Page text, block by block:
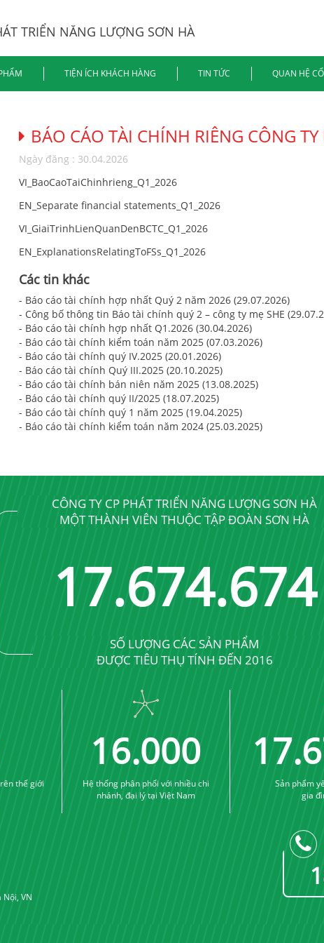
TRIỂN NĂNG LƯỢNG SƠN HÀ
TIỆN ÍCH KHÁCH HÀNG TIN TỨC QUAN HỆ
BÁO CÁO TÀI CHÍNH RIÊNG CÔNG
Ngày đăng : 30.04.2026
VI_BaoCaoTaiChinhrieng_Q1_2026
EN_Separate financial statements_Q1_2026
VI_GiaiTrinhLienQuanDenBCTC_Q1_2026
EN_ExplanationsRelatingToFSs_Q1_2026
Các tin khác
- Báo cáo tài chính hợp nhất Quý 2 năm 2026 (29.07.2026)
- Công bố thông tin Báo tài chính quý 2 – công ty mẹ SHE
- Báo cáo tài chính hợp nhất Q1.2026 (30.04.2026)
- Báo cáo tài chính kiểm toán năm 2025 (07.03.2026)
- Báo cáo tài chính quý IV.2025 (20.01.2026)
- Báo cáo tài chính Quý III.2025 (20.10.2025)
- Báo cáo tài chính bán niên năm 2025 (13.08.2025)
- Báo cáo tài chính quý II/2025 (18.07.2025)
- Báo cáo tài chính quý 1 năm 2025 (19.04.2025)
- Báo cáo tài chính kiểm toán năm 2024 (25.03.2025)
CÔNG TY CP PHÁT TRIỂN NĂNG LƯỢNG SƠN HÀ
MỘT THÀNH VIÊN THUỘC TẬP ĐOÀN SƠN HÀ
17.689.689
SỐ LƯỢNG CÁC SẢN PHẨM
ĐƯỢC TIÊU THỤ TÍNH ĐẾN 2016
thế giới
16.000
Hệ thống phân phối với nhiều chi
nhánh, đại lý tại Việt Nam
17.
Sản phẩm
gia
Nội, VN